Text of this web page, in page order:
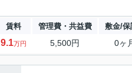
賃料 管理費・共益費 敷金/保
9.1万円 5,500円 0ヶ